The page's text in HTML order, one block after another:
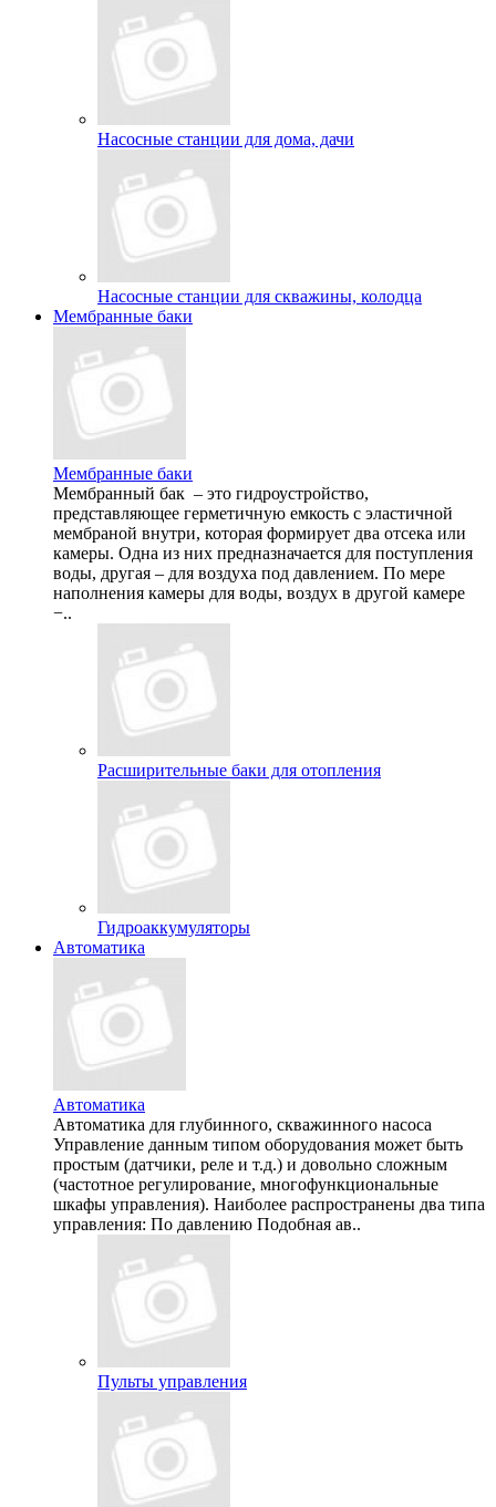
Насосные станции для дома, дачи
Насосные станции для скважины, колодца
Мембранные баки
Мембранные баки
Мембранный бак – это гидроустройство,
представляющее герметичную емкость с эластичной
мембраной внутри, которая формирует два отсека или
камеры. Одна из них предназначается для поступления
воды, другая – для воздуха под давлением. По мере
наполнения камеры для воды, воздух в другой камере
−..
Расширительные баки для отопления
Гидроаккумуляторы
Автоматика
Автоматика
Автоматика для глубинного, скважинного насоса
Управление данным типом оборудования может быть
простым (датчики, реле и т.д.) и довольно сложным
(частотное регулирование, многофункциональные
шкафы управления). Наиболее распространены два типа
управления: По давлению Подобная ав..
Пульты управления